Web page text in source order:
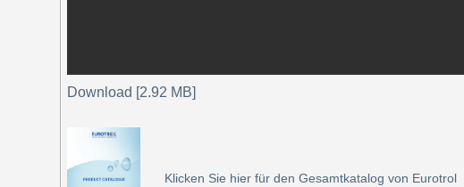
Download [2.92 MB]
Klicken Sie hier für den Gesamtkatalog von Eurotrol